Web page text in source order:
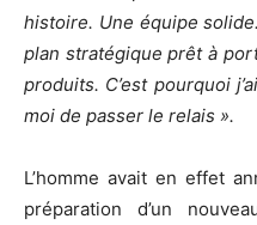
histoire. Une équipe
plan stratégique prêt à
produits. C’est pourquoi
moi de passer le relais ».
L’homme avait en effet
préparation d’un